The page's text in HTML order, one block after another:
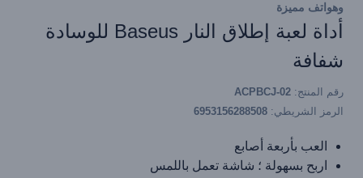
وهواتف مميزة
أداة لعبة إطلاق النار Baseus للوسادة
شفافة
رقم المنتج: ACPBCJ-02
الرمز الشريطي: 6953156288508
العب بأربعة أصابع
اربح بسهولة ؛ شاشة تعمل باللمس